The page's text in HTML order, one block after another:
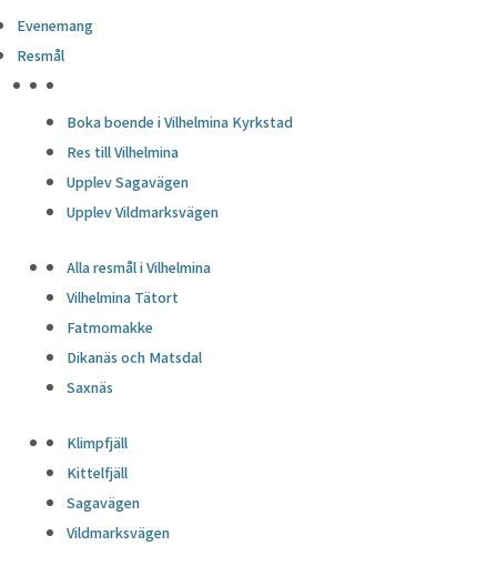
Evenemang
Resmål
Boka boende i Vilhelmina Kyrkstad
Res till Vilhelmina
Upplev Sagavägen
Upplev Vildmarksvägen
Alla resmål i Vilhelmina
Vilhelmina Tätort
Fatmomakke
Dikanäs och Matsdal
Saxnäs
Klimpfjäll
Kittelfjäll
Sagavägen
Vildmarksvägen